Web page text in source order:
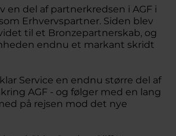
en del af partnerkredsen i AGF i
Erhvervspartner. Siden blev
til et Bronzepartnerskab, og
endnu et markant skridt
Service en endnu større del af
AGF - og følger med en lang
på rejsen mod det nye